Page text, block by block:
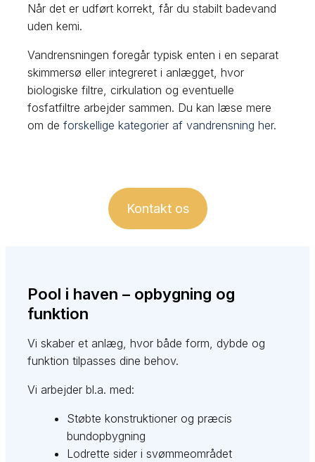
Når det er udført korrekt, får du stabilt badevand
uden kemi.
Vandrensningen foregår typisk enten i en separat
skimmersø eller integreret i anlægget, hvor
biologiske filtre, cirkulation og eventuelle
fosfatfiltre arbejder sammen. Du kan læse mere
om deforskellige kategorier af vandrensning her.
Kontakt os
Pool i haven – opbygning og
funktion
Vi skaber et anlæg, hvor både form, dybde og
funktion tilpasses dine behov.
Vi arbejder bl.a. med:
Støbte konstruktioner og præcis
bundopbygning
Lodrette sider i svømmeområdet